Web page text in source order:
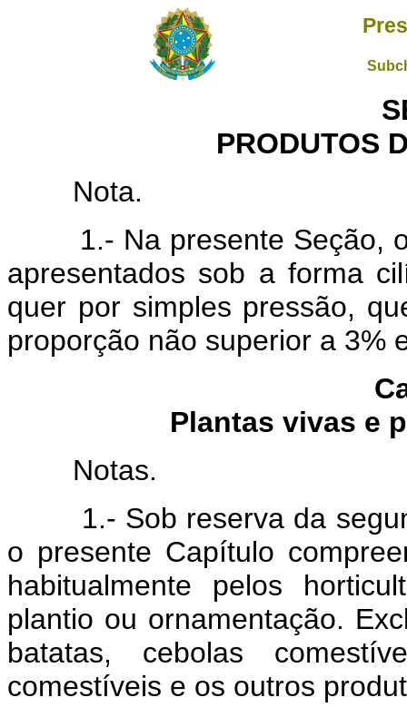
PRODUTOS
Nota.
1.- Na presente Seção, o
apresentados sob a forma
quer por simples pressão,
proporção não superior a 3%
Plantas vivas e
Notas.
1.- Sob reserva da
o presente Capítulo
habitualmente pelos
plantio ou ornamentação.
batatas, cebolas
comestíveis e os outros